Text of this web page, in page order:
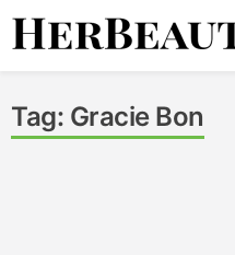
Skip
Tag: Gracie Bon